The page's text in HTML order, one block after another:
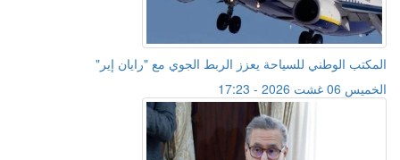
المكتب الوطني للسياحة يعزز الربط الجوي مع "رايان إير"
الخميس 06 غشت 2026 - 17:23